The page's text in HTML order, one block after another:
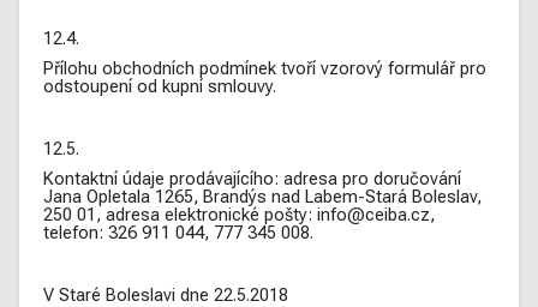
12.4.
Přílohu obchodních podmínek tvoří vzorový formulář pro
odstoupení od kupní smlouvy.
12.5.
Kontaktní údaje prodávajícího: adresa pro doručování
Jana Opletala 1265, Brandýs nad Labem-Stará Boleslav,
250 01, adresa elektronické pošty: info@ceiba.cz,
telefon: 326 911 044, 777 345 008.
V Staré Boleslavi dne 22.5.2018